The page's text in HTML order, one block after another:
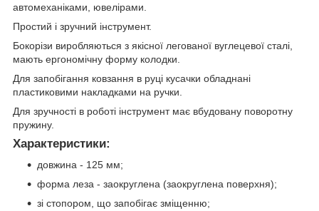
автомеханіками, ювелірами.
Простий і зручний інструмент.
Бокорізи виробляються з якісної легованої вуглецевої сталі,
мають ергономічну форму колодки.
Для запобігання ковзання в руці кусачки обладнані
пластиковими накладками на ручки.
Для зручності в роботі інструмент має вбудовану поворотну
пружину.
Характеристики:
довжина - 125 мм;
форма леза - заокруглена (заокруглена поверхня);
зі стопором, що запобігає зміщенню;